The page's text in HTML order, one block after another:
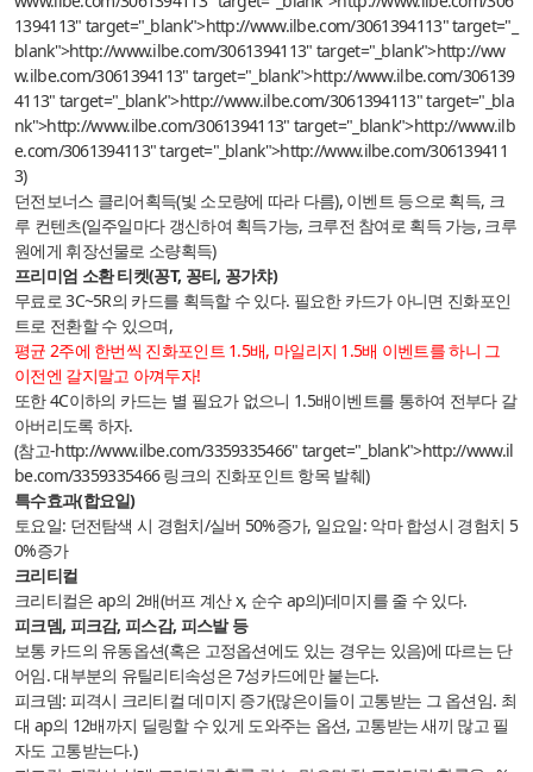
1394113" target="_blank">http://www.ilbe.com/3061394113" target="_
blank">http://www.ilbe.com/3061394113" target="_blank">http://ww
w.ilbe.com/3061394113" target="_blank">http://www.ilbe.com/306139
4113" target="_blank">http://www.ilbe.com/3061394113" target="_bla
nk">http://www.ilbe.com/3061394113" target="_blank">http://www.ilb
e.com/3061394113" target="_blank">http://www.ilbe.com/306139411
3)
던전보너스 클리어획득(빛 소모량에 따라 다름), 이벤트 등으로 획득, 크
루 컨텐츠(일주일마다 갱신하여 획득가능, 크루전 참여로 획득 가능, 크루
원에게 휘장선물로 소량획득)
프리미엄 소환 티켓(꽁T, 꽁티, 꽁가챠)
무료로 3C~5R의 카드를 획득할 수 있다. 필요한 카드가 아니면 진화포인
트로 전환할 수 있으며,
평균 2주에 한번씩 진화포인트 1.5배, 마일리지 1.5배 이벤트를 하니 그
이전엔 갈지말고 아껴두자!
또한 4C이하의 카드는 별 필요가 없으니 1.5배이벤트를 통하여 전부다 갈
아버리도록 하자.
(참고-http://www.ilbe.com/3359335466" target="_blank">http://www.il
be.com/3359335466링크의 진화포인트 항목 발췌)
특수효과(합요일)
토요일: 던전탐색 시 경험치/실버 50%증가, 일요일: 악마 합성시 경험치 5
0%증가
크리티컬
크리티컬은 ap의 2배(버프 계산 x, 순수 ap의)데미지를 줄 수 있다.
피크뎀, 피크감, 피스감, 피스발 등
보통 카드의 유동옵션(혹은 고정옵션에도 있는 경우는 있음)에 따르는 단
어임. 대부분의 유틸리티속성은 7성카드에만 붙는다.
피크뎀: 피격시 크리티컬 데미지 증가(많은이들이 고통받는 그 옵션임. 최
대 ap의 12배까지 딜링할 수 있게 도와주는 옵션, 고통받는 새끼 많고 필
자도 고통받는다.)